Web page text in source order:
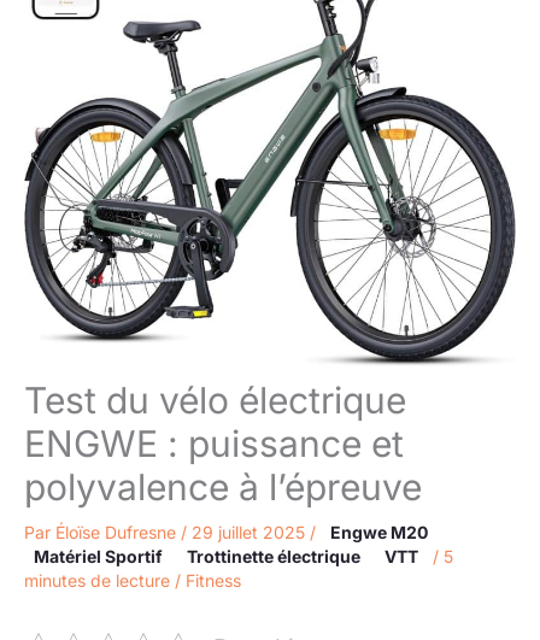
Test du vélo électrique
ENGWE : puissance et
polyvalence à l’épreuve
Par Éloïse Dufresne / 29 juillet 2025 /
Engwe M20
Matériel Sportif
Trottinette électrique VTT / 5
minutes de lecture / Fitness